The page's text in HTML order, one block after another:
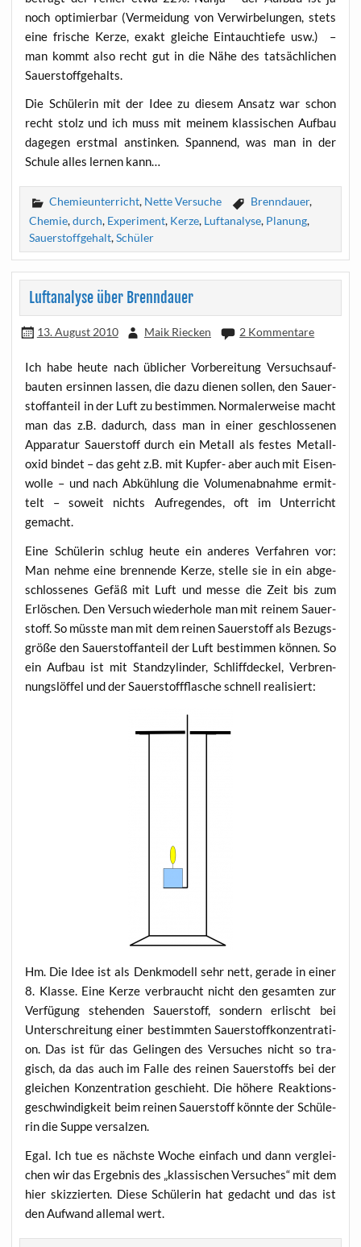
noch opti­mier­bar (Ver­mei­dung von Ver­wir­be­lun­gen, stets
eine fri­sche Ker­ze, exakt glei­che Ein­tauch­tie­fe usw.) –
man kommt also recht gut in die Nähe des tat­säch­li­chen
Sauerstoffgehalts.
Die Schü­le­rin mit der Idee zu die­sem Ansatz war schon
recht stolz und ich muss mit mei­nem klas­si­schen Auf­bau
dage­gen erst­mal anstin­ken. Span­nend, was man in der
Schu­le alles ler­nen kann…
Chemieunterricht, Nette Versuche Brenndauer,
Chemie,durch, Experiment, Kerze, Luftanalyse, Planung,
Sauerstoffgehalt,Schüler
Luftanalyse über Brenndauer
13. August 2010 Maik Riecken 2 Kommentare
Ich habe heu­te nach übli­cher Vor­be­rei­tung Ver­suchs­auf­
bau­ten ersin­nen las­sen, die dazu die­nen sol­len, den Sau­er­
stoff­an­teil in der Luft zu bestim­men. Nor­ma­ler­wei­se macht
man das z.B. dadurch, dass man in einer geschlos­se­nen
Appa­ra­tur Sau­er­stoff durch ein Metall als fes­tes Metall­
oxid bin­det – das geht z.B. mit Kup­fer- aber auch mit Eisen­
wol­le – und nach Abküh­lung die Volu­men­ab­nah­me ermit­
telt – soweit nichts Auf­re­gen­des, oft im Unter­richt
gemacht.
Eine Schü­le­rin schlug heu­te ein ande­res Ver­fah­ren vor:
Man neh­me eine bren­nen­de Ker­ze, stel­le sie in ein abge­
schlos­se­nes Gefäß mit Luft und mes­se die Zeit bis zum
Erlö­schen. Den Ver­such wie­der­ho­le man mit rei­nem Sau­er­
stoff. So müss­te man mit dem rei­nen Sau­er­stoff als Bezugs­
grö­ße den Sau­er­stoff­an­teil der Luft bestim­men kön­nen. So
ein Auf­bau ist mit Stand­zy­lin­der, Schliff­de­ckel, Ver­bren­
nungs­löf­fel und der Sau­er­stoff­fla­sche schnell realisiert:
Hm. Die Idee ist als Denk­mo­dell sehr nett, gera­de in einer
8. Klas­se. Eine Ker­ze ver­braucht nicht den gesam­ten zur
Ver­fü­gung ste­hen­den Sau­er­stoff, son­dern erlischt bei
Unter­schrei­tung einer bestimm­ten Sau­er­stoff­kon­zen­tra­ti­
on. Das ist für das Gelin­gen des Ver­su­ches nicht so tra­
gisch, da das auch im Fal­le des rei­nen Sau­er­stoffs bei der
glei­chen Kon­zen­tra­ti­on geschieht. Die höhe­re Reak­ti­ons­
ge­schwin­dig­keit beim rei­nen Sau­er­stoff könn­te der Schü­le­
rin die Sup­pe versalzen.
Egal. Ich tue es nächs­te Woche ein­fach und dann ver­glei­
chen wir das Ergeb­nis des „klas­si­schen Ver­su­ches“ mit dem
hier skiz­zier­ten. Die­se Schü­le­rin hat gedacht und das ist
den Auf­wand alle­mal wert.